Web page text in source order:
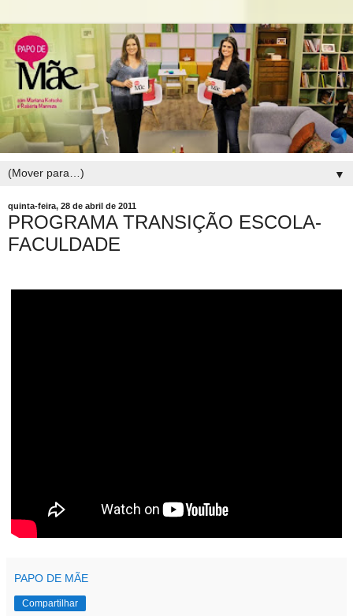
▼
quinta-feira, 28 de abril de 2011
PROGRAMA TRANSIÇÃO ESCOLA-
FACULDADE
PAPO DE MÃE
Compartilhar